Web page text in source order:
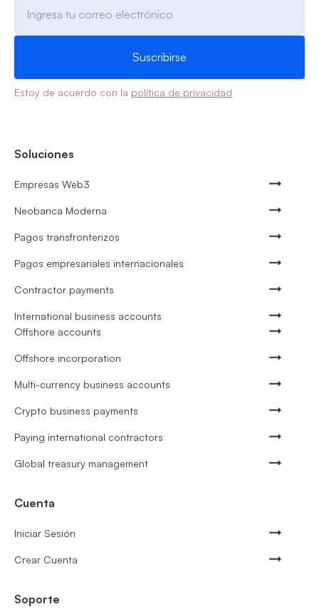
Estoy de acuerdo con la política de privacidad
Soluciones
Empresas Web3
Neobanca Moderna
Pagos transfronterizos
Pagos empresariales internacionales
Contractor payments
International business accounts
Offshore accounts
Offshore incorporation
Multi-currency business accounts
Crypto business payments
Paying international contractors
Global treasury management
Cuenta
Iniciar Sesión
Crear Cuenta
Soporte